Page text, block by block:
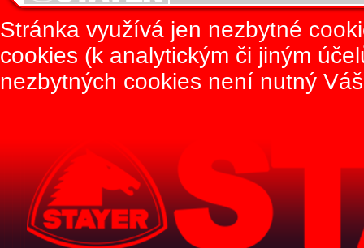
Stránka využívá jen nezbytné
cookies (k analytickým či jiným
nezbytných cookies není nutný